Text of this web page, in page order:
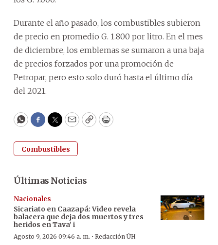
Durante el año pasado, los combustibles subieron
de precio en promedio G. 1.800 por litro. En el mes
de diciembre, los emblemas se sumaron a una baja
de precios forzados por una promoción de
Petropar, pero esto solo duró hasta el último día
del 2021.
WhatsApp
Facebook
Twitter
EmailCopyPrint
Combustibles
Últimas Noticias
Nacionales
Sicariato en Caazapá: Video revela
balacera que deja dos muertos y tres
heridos en Tava’ i
Agosto 9, 2026 09:46 a. m. · Redacción ÚH